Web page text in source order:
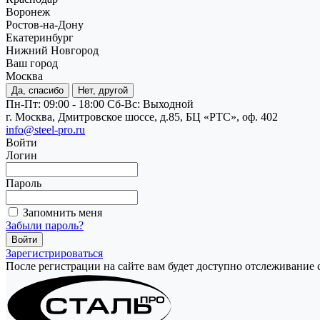
Воронеж
Ростов-на-Дону
Екатеринбург
Нижний Новгород
Ваш город
Москва
Да, спасибо Нет, другой
Пн-Пт: 09:00 - 18:00 Cб-Вс: Выходной
г. Москва, Дмитровское шоссе, д.85, БЦ «РТС», оф. 402
info@steel-pro.ru
Войти
Логин
Пароль
Запомнить меня
Забыли пароль?
Зарегистрироваться
После регистрации на сайте вам будет доступно